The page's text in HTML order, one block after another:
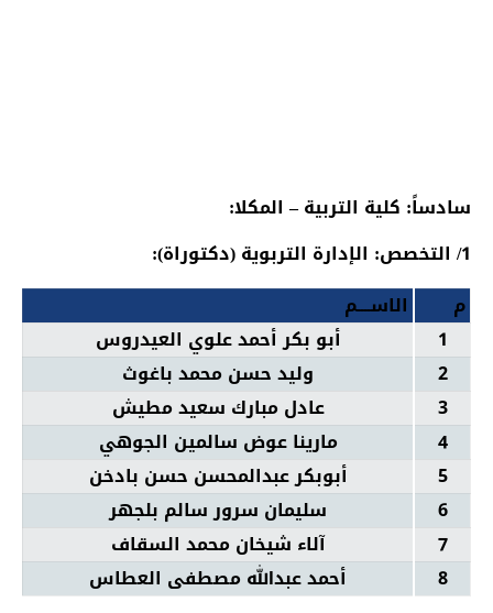
سادساً: كلية التربية – المكلا:
1/ التخصص: الإدارة التربوية (دكتوراة):
م
الاســــم
1
أبو بكر أحمد علوي العيدروس
2
وليد حسن محمد باغوث
3
عادل مبارك سعيد مطيش
4
مارينا عوض سالمين الجوهي
5
أبوبكر عبدالمحسن حسن بادخن
6
سليمان سرور سالم بلجهر
7
آلاء شيخان محمد السقاف
8
أحمد عبدالله مصطفى العطاس